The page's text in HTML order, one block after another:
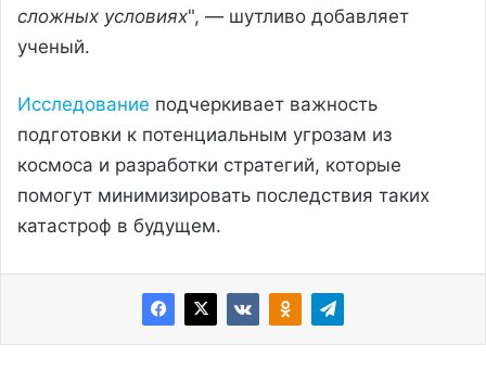
сложных условиях", — шутливо добавляет
ученый.
Исследование подчеркивает важность
подготовки к потенциальным угрозам из
космоса и разработки стратегий, которые
помогут минимизировать последствия таких
катастроф в будущем.